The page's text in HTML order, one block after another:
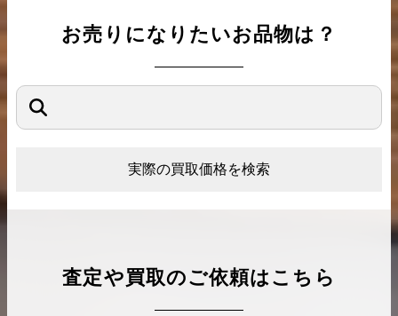
お売りになりたいお品物は？
実際の買取価格を検索
査定や買取のご依頼はこちら